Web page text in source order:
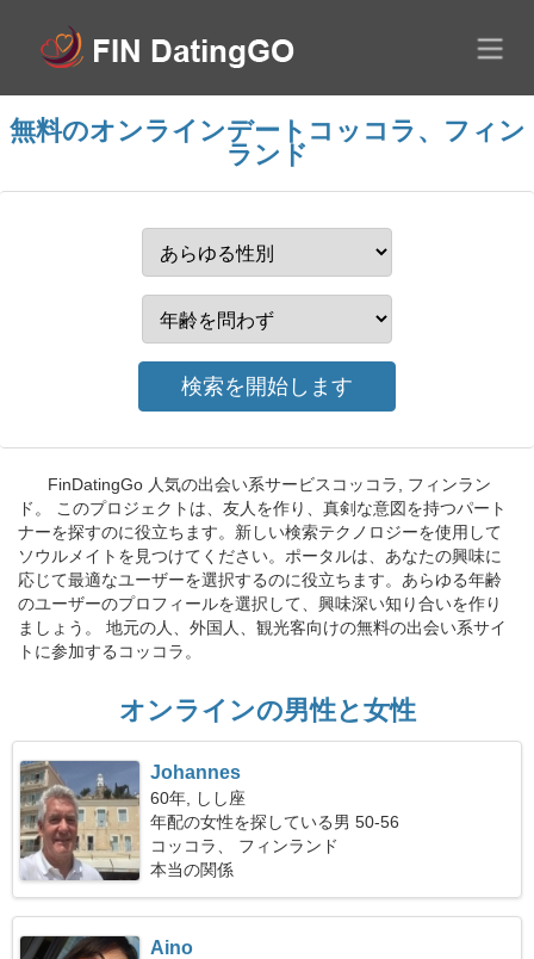
無料のオンラインデートコッコラ、フィン
ランド
FinDatingGo 人気の出会い系サービスコッコラ, フィンラン
ド。 このプロジェクトは、友人を作り、真剣な意図を持つパート
ナーを探すのに役立ちます。新しい検索テクノロジーを使用して
ソウルメイトを見つけてください。ポータルは、あなたの興味に
応じて最適なユーザーを選択するのに役立ちます。あらゆる年齢
のユーザーのプロフィールを選択して、興味深い知り合いを作り
ましょう。 地元の人、外国人、観光客向けの無料の出会い系サイ
トに参加するコッコラ。
オンラインの男性と女性
Johannes
60年, しし座
年配の女性を探している男 50-56
コッコラ、 フィンランド
本当の関係
Aino